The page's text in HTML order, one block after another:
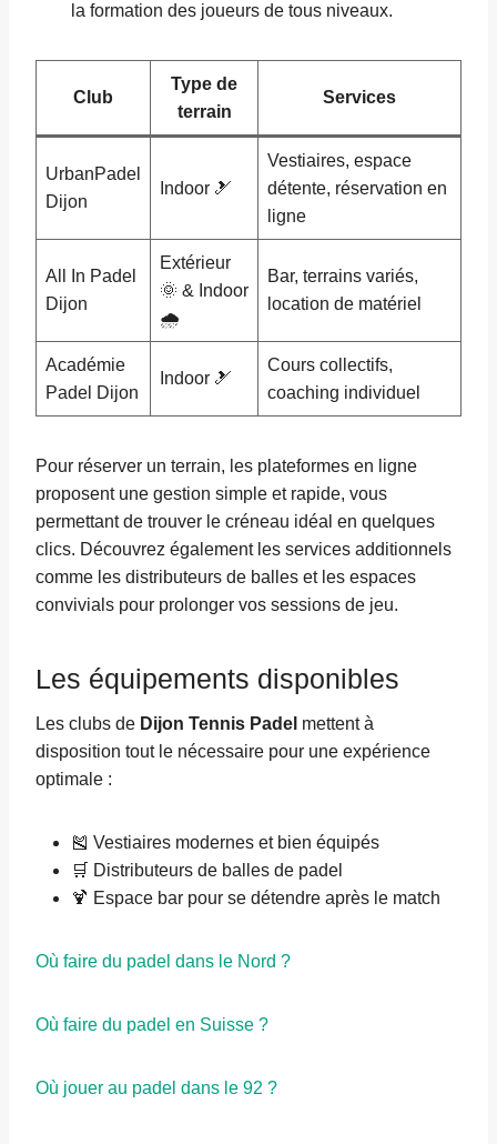
la formation des joueurs de tous niveaux.
Club
Type de
terrain
Services
UrbanPadel
Dijon
Indoor 🎿
Vestiaires, espace
détente, réservation en
ligne
All In Padel
Dijon
Extérieur
🌞 & Indoor
🌧️
Bar, terrains variés,
location de matériel
Académie
Padel Dijon
Indoor 🎿
Cours collectifs,
coaching individuel
Pour réserver un terrain, les plateformes en ligne
proposent une gestion simple et rapide, vous
permettant de trouver le créneau idéal en quelques
clics. Découvrez également les services additionnels
comme les distributeurs de balles et les espaces
convivials pour prolonger vos sessions de jeu.
Les équipements disponibles
Les clubs de Dijon Tennis Padel mettent à
disposition tout le nécessaire pour une expérience
optimale :
🎽 Vestiaires modernes et bien équipés
🛒 Distributeurs de balles de padel
🍹 Espace bar pour se détendre après le match
Où faire du padel dans le Nord ?
Où faire du padel en Suisse ?
Où jouer au padel dans le 92 ?